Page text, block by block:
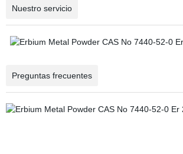
Nuestro servicio
Preguntas frecuentes